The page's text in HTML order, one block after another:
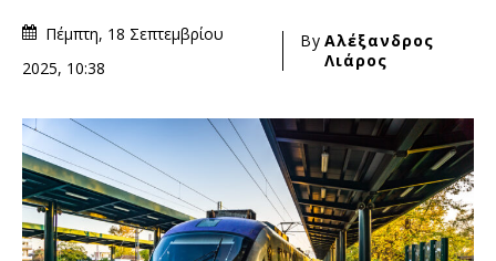
Πέμπτη, 18 Σεπτεμβρίου
2025, 10:38
By Αλέξανδρος
Λιάρος